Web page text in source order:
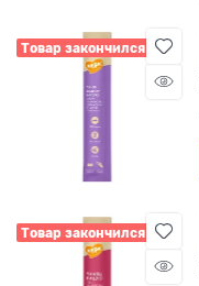
Товар закончился
Товар закончился